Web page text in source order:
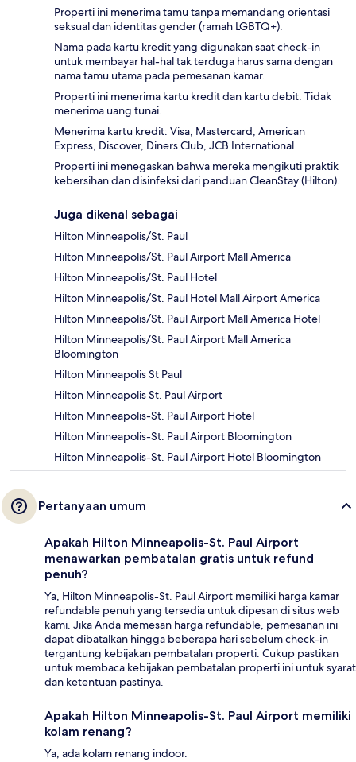
Properti ini menerima tamu tanpa memandang orientasi
seksual dan identitas gender (ramah LGBTQ+).
Nama pada kartu kredit yang digunakan saat check-in
untuk membayar hal-hal tak terduga harus sama dengan
nama tamu utama pada pemesanan kamar.
Properti ini menerima kartu kredit dan kartu debit. Tidak
menerima uang tunai.
Menerima kartu kredit: Visa, Mastercard, American
Express, Discover, Diners Club, JCB International
Properti ini menegaskan bahwa mereka mengikuti praktik
kebersihan dan disinfeksi dari panduan CleanStay (Hilton).
Juga dikenal sebagai
Hilton Minneapolis/St. Paul
Hilton Minneapolis/St. Paul Airport Mall America
Hilton Minneapolis/St. Paul Hotel
Hilton Minneapolis/St. Paul Hotel Mall Airport America
Hilton Minneapolis/St. Paul Airport Mall America Hotel
Hilton Minneapolis/St. Paul Airport Mall America
Bloomington
Hilton Minneapolis St Paul
Hilton Minneapolis St. Paul Airport
Hilton Minneapolis-St. Paul Airport Hotel
Hilton Minneapolis-St. Paul Airport Bloomington
Hilton Minneapolis-St. Paul Airport Hotel Bloomington
Pertanyaan umum
Apakah Hilton Minneapolis-St. Paul Airport
menawarkan pembatalan gratis untuk refund
penuh?
Ya, Hilton Minneapolis-St. Paul Airport memiliki harga kamar
refundable penuh yang tersedia untuk dipesan di situs web
kami. Jika Anda memesan harga refundable, pemesanan ini
dapat dibatalkan hingga beberapa hari sebelum check-in
tergantung kebijakan pembatalan properti. Cukup pastikan
untuk membaca kebijakan pembatalan properti ini untuk syarat
dan ketentuan pastinya.
Apakah Hilton Minneapolis-St. Paul Airport memiliki
kolam renang?
Ya, ada kolam renang indoor.